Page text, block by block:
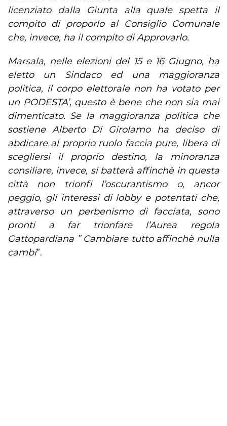
licenziato dalla Giunta alla quale spetta il
compito di proporlo al Consiglio Comunale
che, invece, ha il compito di Approvarlo.
Marsala, nelle elezioni del 15 e 16 Giugno, ha
eletto un Sindaco ed una maggioranza
politica, il corpo elettorale non ha votato per
un PODESTA’, questo è bene che non sia mai
dimenticato. Se la maggioranza politica che
sostiene Alberto Di Girolamo ha deciso di
abdicare al proprio ruolo faccia pure, libera di
scegliersi il proprio destino, la minoranza
consiliare, invece, si batterà affinchè in questa
città non trionfi l’oscurantismo o, ancor
peggio, gli interessi di lobby e potentati che,
attraverso un perbenismo di facciata, sono
pronti a far trionfare l’Aurea regola
Gattopardiana ” Cambiare tutto affinchè nulla
cambi”.